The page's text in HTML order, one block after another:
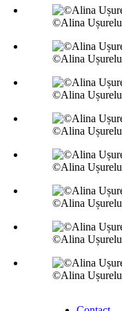
©Alina Ușurelu
©Alina Ușurelu
©Alina Ușurelu
©Alina Ușurelu
©Alina Ușurelu
©Alina Ușurelu
©Alina Ușurelu
©Alina Ușurelu